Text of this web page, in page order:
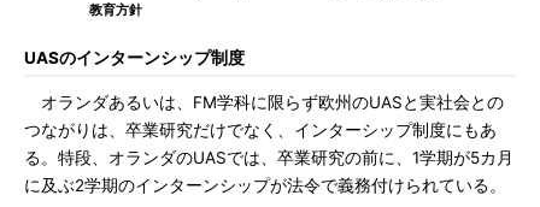
教育方針
UASのインターンシップ制度
オランダあるいは、FM学科に限らず欧州のUASと実社会との
つながりは、卒業研究だけでなく、インターシップ制度にもあ
る。特段、オランダのUASでは、卒業研究の前に、1学期が5カ月
に及ぶ2学期のインターンシップが法令で義務付けられている。